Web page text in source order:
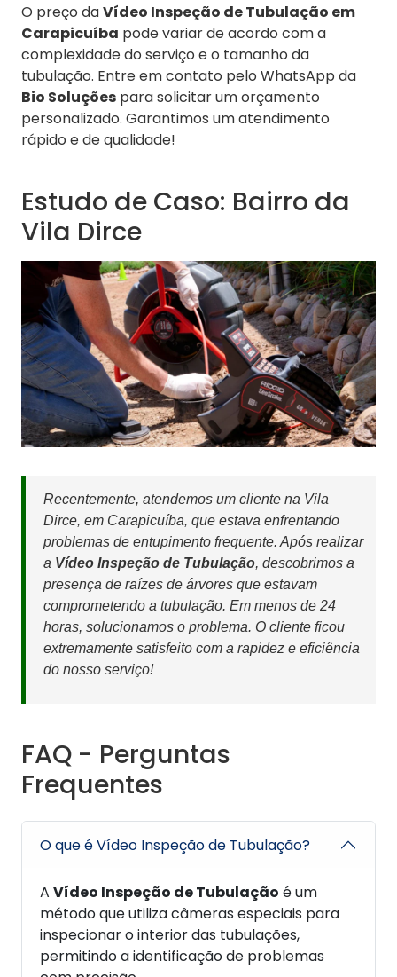
O preço daVídeo Inspeção de Tubulação em
Carapicuíba pode variar de acordo com a
complexidade do serviço e o tamanho da
tubulação. Entre em contato pelo WhatsApp da
Bio Soluções para solicitar um orçamento
personalizado. Garantimos um atendimento
rápido e de qualidade!
Estudo de Caso: Bairro da
Vila Dirce
Recentemente, atendemos um cliente na Vila
Dirce, em Carapicuíba, que estava enfrentando
problemas de entupimento frequente. Após realizar
a Vídeo Inspeção de Tubulação, descobrimos a
presença de raízes de árvores que estavam
comprometendo a tubulação. Em menos de 24
horas, solucionamos o problema. O cliente ficou
extremamente satisfeito com a rapidez e eficiência
do nosso serviço!
FAQ - Perguntas
Frequentes
O que é Vídeo Inspeção de Tubulação?
A Vídeo Inspeção de Tubulação é um
método que utiliza câmeras especiais para
inspecionar o interior das tubulações,
permitindo a identificação de problemas